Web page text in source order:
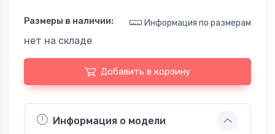
Размеры в наличии: Информация по размерам
нет на складе
Добавить в корзину
Информация о модели